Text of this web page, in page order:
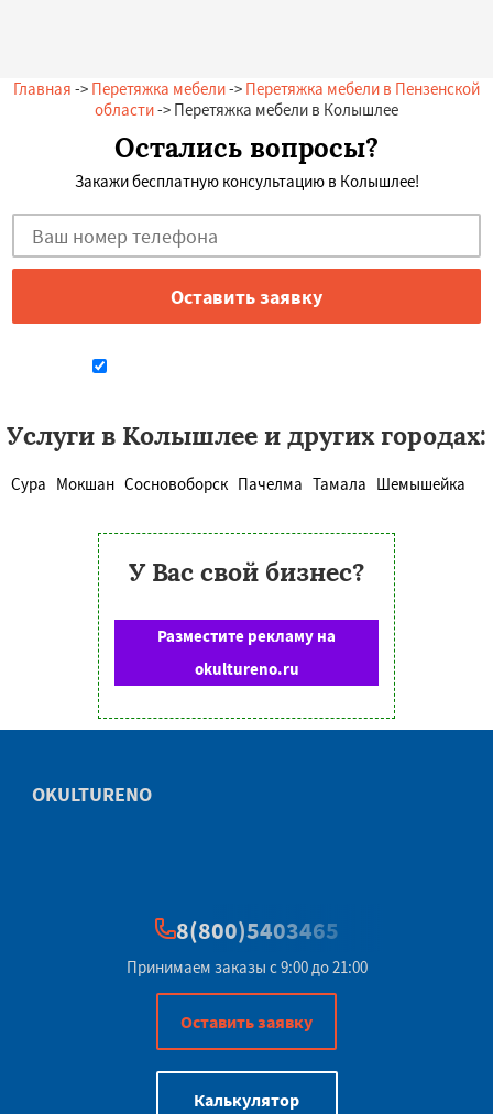
Главная -> Перетяжка мебели-> Перетяжка мебели в Пензенской
области-> Перетяжка мебели в Колышлее
Остались вопросы?
Закажи бесплатную консультацию в Колышлее!
Услуги в Колышлее и других городах:
Сура Мокшан Сосновоборск Пачелма Тамала Шемышейка
У Вас свой бизнес?
Разместите рекламу на
okultureno.ru
OKULTURENO
8(800)5403465
Принимаем заказы с 9:00 до 21:00
Оставить заявку
Калькулятор